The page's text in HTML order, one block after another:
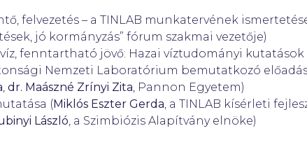
felvezetés – a TINLAB munkatervének
jó kormányzás” fórum szakmai vezetője)
fenntartható jövő: Hazai víztudományi kutatások
Nemzeti Laboratórium bemutatkozó
, dr. Maászné Zrínyi Zita, Pannon Egyetem)
(Miklós Eszter Gerda, a TINLAB kísérleti
László, a Szimbiózis Alapítvány elnöke)